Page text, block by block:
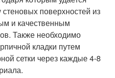
поверхностей из
и качественным
Также необходимо
кладки путем
сетки через каждые 4-8